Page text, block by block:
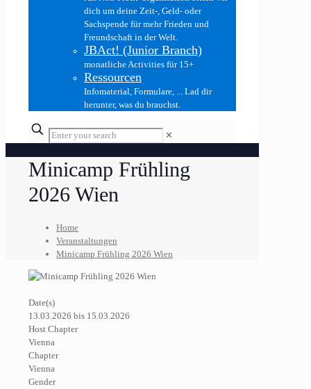
dich um deine Zeit-, Geld- oder
Sachspende für mehr Frieden und
Freundschaft in der Welt.
JBAct! (Junior Branch)
monatliche Activities für 15+
Ressourcen
Infomaterial, Formulare, ... Lad dir
herunter, was du brauchst.
✕
Minicamp Frühling
2026 Wien
Home
Veranstaltungen
Minicamp Frühling 2026 Wien
Date(s)
13.03.2026 bis 15.03.2026
Host Chapter
Vienna
Chapter
Vienna
Gender